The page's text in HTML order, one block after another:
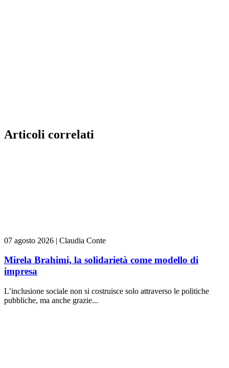
Articoli correlati
07 agosto 2026 | Claudia Conte
Mirela Brahimi, la solidarietà come modello di
impresa
L’inclusione sociale non si costruisce solo attraverso le politiche
pubbliche, ma anche grazie...